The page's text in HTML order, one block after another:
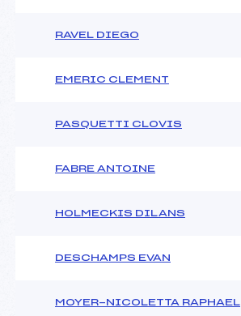
RAVEL DIEGO
EMERIC CLEMENT
PASQUETTI CLOVIS
FABRE ANTOINE
HOLMECKIS DILANS
DESCHAMPS EVAN
MOYER-NICOLETTA RAPHAEL